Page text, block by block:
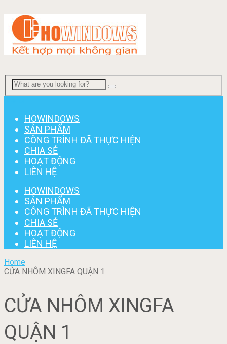
HOWINDOWS
SẢN PHẨM
CÔNG TRÌNH ĐÃ THỰC HIỆN
CHIA SẺ
HOẠT ĐỘNG
LIÊN HỆ
HOWINDOWS
SẢN PHẨM
CÔNG TRÌNH ĐÃ THỰC HIỆN
CHIA SẺ
HOẠT ĐỘNG
LIÊN HỆ
Home
CỬA NHÔM XINGFA QUẬN 1
CỬA NHÔM XINGFA
QUẬN 1